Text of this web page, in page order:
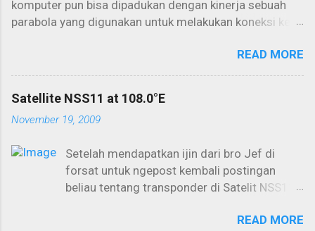
komputer pun bisa dipadukan dengan kinerja sebuah
parabola yang digunakan untuk melakukan koneksi ke
seringkali digunakan untuk aktivitas downloading
dalam kapasitas yang besar. Kemampuan PC selama ini
konvensional akan lebih maksimal lagi jika bisa
dikoneksikan lewat satelit. Aktivitas offline download
menjadi primadona dalam penggunaan parabola dan
PC secara maksimal. Cukup dengan memakai
seperangkat PC dan dish (parabola) kita sudah bisa
layanan ISP lewat satelit di atas orbit sana. Untungnya
READ MORE
Satellite NSS11 at 108.0°E
November 19, 2009
Setelah mendapatkan ijin dari bro Jef di
forsat untuk ngepost kembali postingan
beliau tentang transponder di Satelit NSS11
(request dari bro RendyCell), nah ini saya
READ MORE